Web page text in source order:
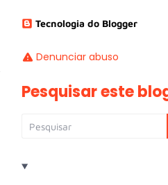
Tecnologia do Blogger
Denunciar abuso
Pesquisar este